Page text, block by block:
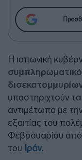
Η ιαπωνική
υποστηριχτούν
αντιμέτωπα με
εξαιτίας του
Φεβρουαρίου από
του Ιράν.